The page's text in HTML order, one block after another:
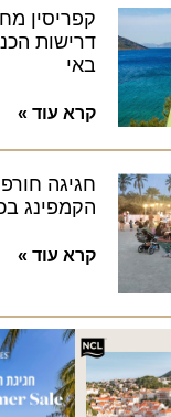
קפריסין
דרישות
באי
קרא עוד »
חגיגה
הקמפינג
קרא עוד »